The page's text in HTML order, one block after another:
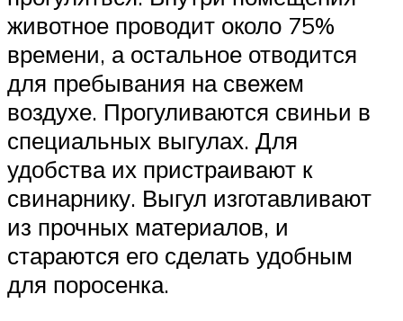
животное проводит около 75%
времени, а остальное отводится
для пребывания на свежем
воздухе. Прогуливаются свиньи в
специальных выгулах. Для
удобства их пристраивают к
свинарнику. Выгул изготавливают
из прочных материалов, и
стараются его сделать удобным
для поросенка.